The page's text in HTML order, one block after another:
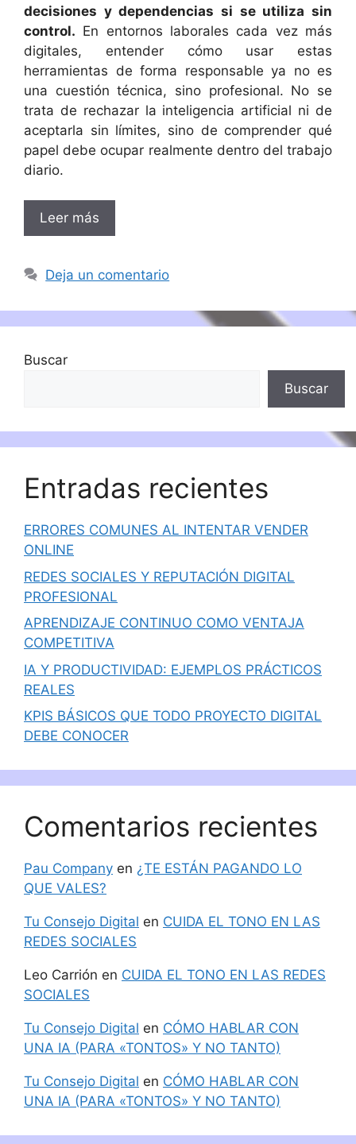
decisiones y dependencias si se utiliza sin
control. En entornos laborales cada vez más
digitales, entender cómo usar estas
herramientas de forma responsable ya no es
una cuestión técnica, sino profesional. No se
trata de rechazar la inteligencia artificial ni de
aceptarla sin límites, sino de comprender qué
papel debe ocupar realmente dentro del trabajo
diario.
Leer más
Deja un comentario
Buscar
Buscar
Entradas recientes
ERRORES COMUNES AL INTENTAR VENDER
ONLINE
REDES SOCIALES Y REPUTACIÓN DIGITAL
PROFESIONAL
APRENDIZAJE CONTINUO COMO VENTAJA
COMPETITIVA
IA Y PRODUCTIVIDAD: EJEMPLOS PRÁCTICOS
REALES
KPIS BÁSICOS QUE TODO PROYECTO DIGITAL
DEBE CONOCER
Comentarios recientes
Pau Company en ¿TE ESTÁN PAGANDO LO
QUE VALES?
Tu Consejo Digital en CUIDA EL TONO EN LAS
REDES SOCIALES
Leo Carrión en CUIDA EL TONO EN LAS REDES
SOCIALES
Tu Consejo Digital en CÓMO HABLAR CON
UNA IA (PARA «TONTOS» Y NO TANTO)
Tu Consejo Digital en CÓMO HABLAR CON
UNA IA (PARA «TONTOS» Y NO TANTO)